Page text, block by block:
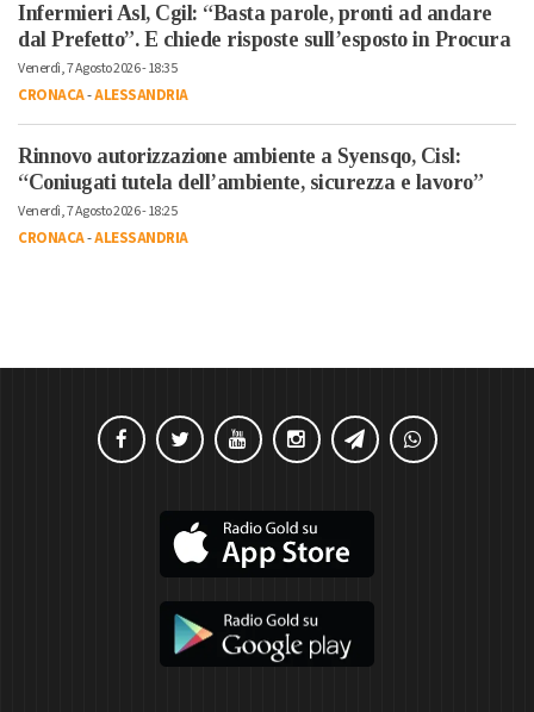
Infermieri Asl, Cgil: “Basta parole, pronti ad andare
dal Prefetto”. E chiede risposte sull’esposto in Procura
Venerdì, 7 Agosto 2026 - 18:35
CRONACA-ALESSANDRIA
Rinnovo autorizzazione ambiente a Syensqo, Cisl:
“Coniugati tutela dell’ambiente, sicurezza e lavoro”
Venerdì, 7 Agosto 2026 - 18:25
CRONACA-ALESSANDRIA